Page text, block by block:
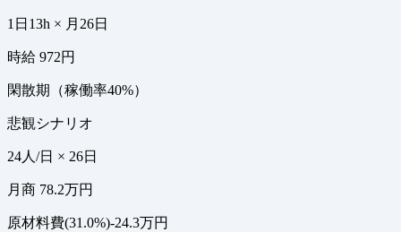
1日13h × 月26日
時給 972円
閑散期（稼働率40%）
悲観シナリオ
24人/日 × 26日
月商 78.2万円
原材料費(31.0%)-24.3万円